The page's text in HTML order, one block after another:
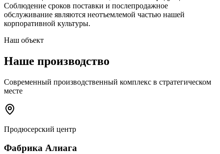
Соблюдение сроков поставки и послепродажное
обслуживание являются неотъемлемой частью нашей
корпоративной культуры.
Наш объект
Наше производство
Современный производственный комплекс в стратегическом
месте
Продюсерский центр
Фабрика Алиага